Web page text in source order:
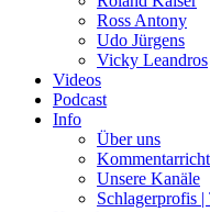
Ross Antony
Udo Jürgens
Vicky Leandros
Videos
Podcast
Info
Über uns
Unsere Kanäle
Schlagerprofis